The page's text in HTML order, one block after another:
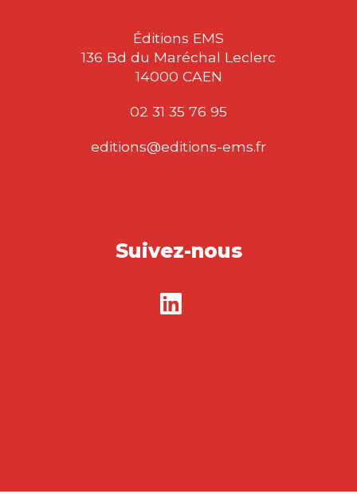
Éditions EMS
136 Bd du Maréchal Leclerc
14000 CAEN
02 31 35 76 95
editions@editions-ems.fr
Suivez-nous